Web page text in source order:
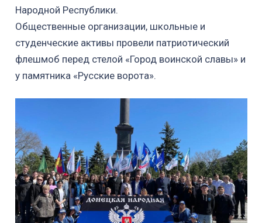
Народной Республики.
Общественные организации, школьные и
студенческие активы провели патриотический
флешмоб перед стелой «Город воинской славы» и
у памятника «Русские ворота».